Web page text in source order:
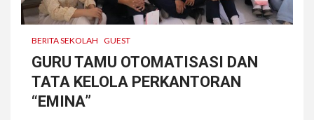
BERITA SEKOLAH GUEST
GURU TAMU OTOMATISASI DAN
TATA KELOLA PERKANTORAN
“EMINA”